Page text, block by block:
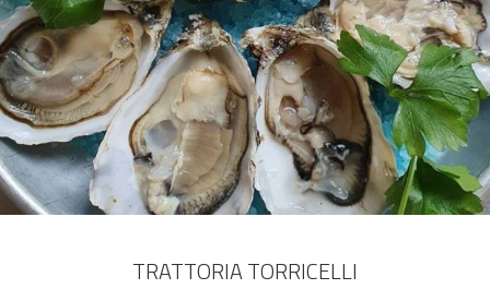
TRATTORIA TORRICELLI